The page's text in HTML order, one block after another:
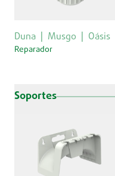
Duna Musgo Oásis
Reparador
Soportes